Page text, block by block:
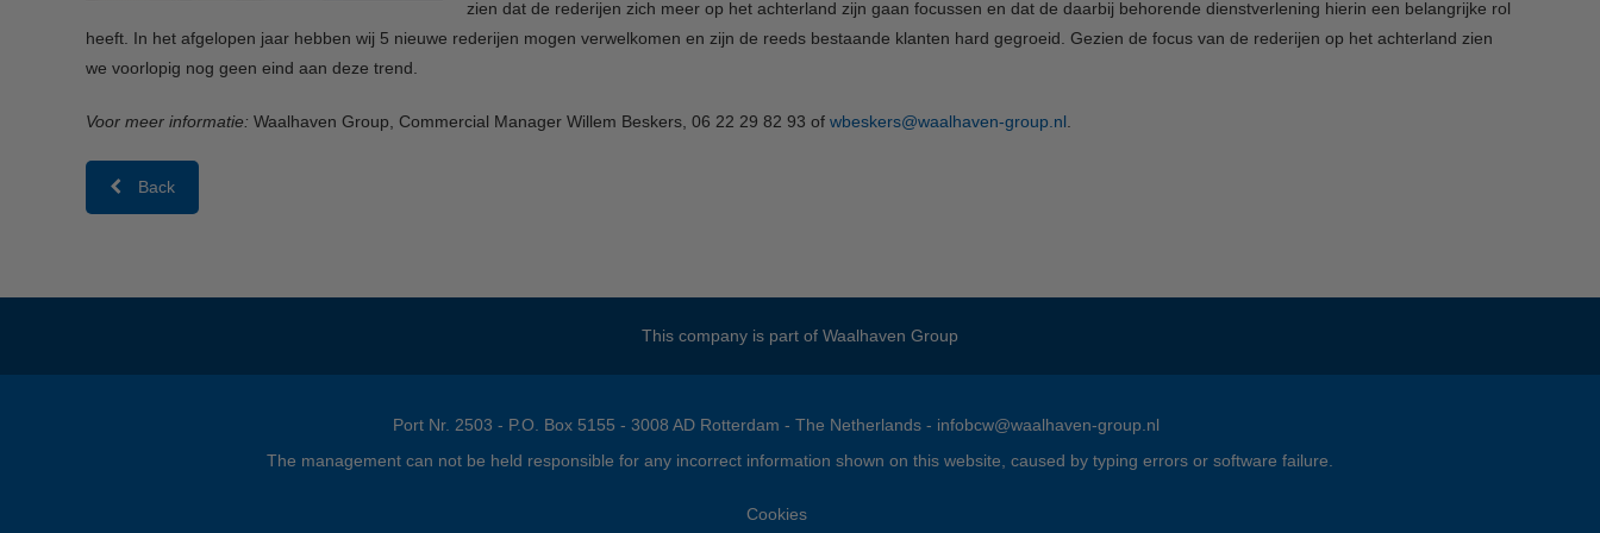
zien dat de rederijen zich meer op het achterland zijn gaan focussen en dat de daarbij behorende dienstverlening hierin een belangrijke rol
heeft. In het afgelopen jaar hebben wij 5 nieuwe rederijen mogen verwelkomen en zijn de reeds bestaande klanten hard gegroeid. Gezien de focus van de rederijen op het achterland zien
we voorlopig nog geen eind aan deze trend.
Voor meer informatie: Waalhaven Group, Commercial Manager Willem Beskers, 06 22 29 82 93 of wbeskers@waalhaven-group.nl
Back
This company is part of Waalhaven Group
Port Nr. 2503 - P.O. Box 5155 - 3008 AD Rotterdam - The Netherlands - infobcw@waalhaven-group.nl
The management can not be held responsible for any incorrect information shown on this website, caused by typing errors or software failure.
Cookies